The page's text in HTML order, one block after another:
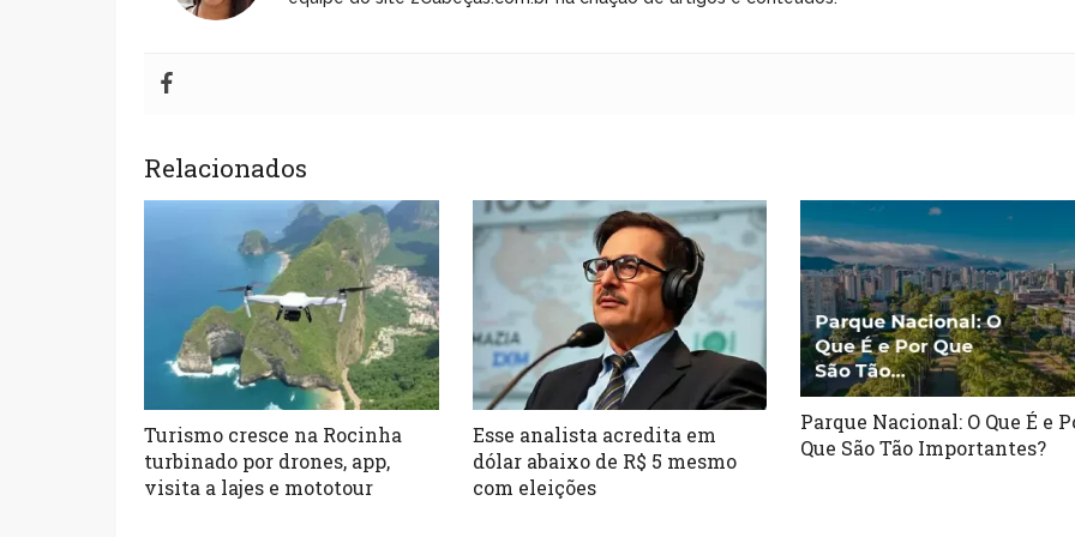
Relacionados
Turismo cresce na Rocinha
turbinado por drones, app,
visita a lajes e mototour
Esse analista acredita em
dólar abaixo de R$ 5 mesmo
com eleições
Parque Nacional: O Que É e
Que São Tão Importantes?